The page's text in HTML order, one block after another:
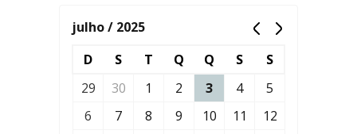
julho / 2025
D
S T Q Q S
S
29
30 1 2 3 4
5
6
7 8 9 10 11
12